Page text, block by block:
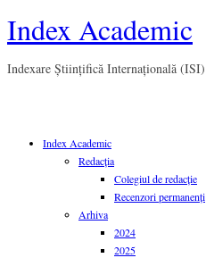
Index Academic
Indexare Științifică Internațională (ISI)
Index Academic
Redacția
Colegiul de redacție
Recenzori permanenți
Arhiva
2024
2025